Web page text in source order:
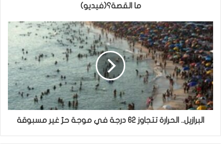
ما القصة؟(فيديو)
البرازيل.. الحرارة تتجاوز 62 درجة في موجة حرّ غير مسبوقة